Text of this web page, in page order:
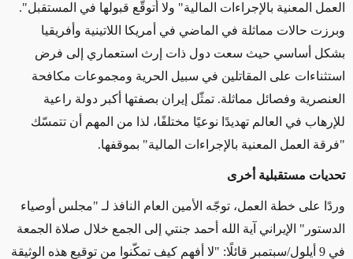
العمل المعنية بالإجراءات المالية" ولا أتوقّع قبولها في المستقبل".
وبرزت حالات مماثلة في الماضي في أمريكا اللاتينية وأفريقيا
بشكل أساسي حيث سعت دول ذات إرث استعماري إلى فرض
استثناءات على المقاتلين في سبيل الحرية ومجموعات مكافحة
العنصرية وفصائل مماثلة. تمثّل إيران بصفتها أكبر دولة راعية
للإرهاب في العالم تهديدًا نوعيًا مختلفًا، لذا من المهم أن تتمسّك
"فرقة العمل المعنية بالإجراءات المالية" بموقفها.
تحديات مستقبلية أخرى
وردًا على خطة العمل، توجّه الأمين العام النافذ لـ "مجلس أوصياء
الدستور" الإيراني آية الله أحمد جنتي إلى الجمع خلال صلاة الجمعة
في 9 أيلول/سبتمبر قائلًا: "لا أفهم كيف تمكّنوا من توقيع هذه الوثيقة